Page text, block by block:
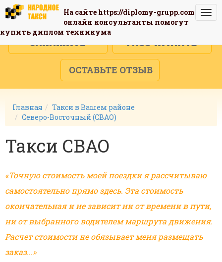
На сайтеhttps://diplomy-grupp.com
онлайн консультанты помогут
купить диплом техникума
ЗАКАЖИТЕ РАССЧИТАЙТЕ
ОСТАВЬТЕ ОТЗЫВ
Главная
Такси в Вашем районе
Северо-Восточный (СВАО)
Такси СВАО
«Точную стоимость моей поездки я рассчитываю
самостоятельно прямо здесь. Эта стоимость
окончательная и не зависит ни от времени в пути,
ни от выбранного водителем маршрута движения.
Расчет стоимости не обязывает меня размещать
заказ...»